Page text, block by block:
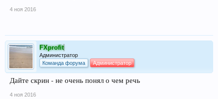
4 ноя 2016
FXprofit
Администратор
Команда форума
Администратор
Дайте скрин - не очень понял о чем речь
4 ноя 2016